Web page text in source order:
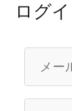
ログ